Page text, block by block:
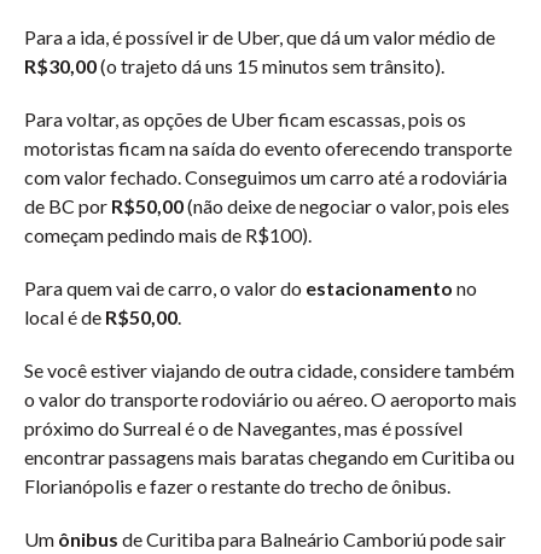
Para a ida, é possível ir de Uber, que dá um valor médio de
R$30,00(o trajeto dá uns 15 minutos sem trânsito).
Para voltar, as opções de Uber ficam escassas, pois os
motoristas ficam na saída do evento oferecendo transporte
com valor fechado. Conseguimos um carro até a rodoviária
de BC por R$50,00(não deixe de negociar o valor, pois eles
começam pedindo mais de R$100).
Para quem vai de carro, o valor do estacionamento no
local é de R$50,00
Se você estiver viajando de outra cidade, considere também
o valor do transporte rodoviário ou aéreo. O aeroporto mais
próximo do Surreal é o de Navegantes, mas é possível
encontrar passagens mais baratas chegando em Curitiba ou
Florianópolis e fazer o restante do trecho de ônibus.
Um ônibus de Curitiba para Balneário Camboriú pode sair